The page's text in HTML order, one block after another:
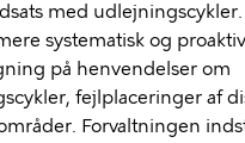
med
systematisk og
på henvendelser om
fejlplaceringer af
Forvaltningen